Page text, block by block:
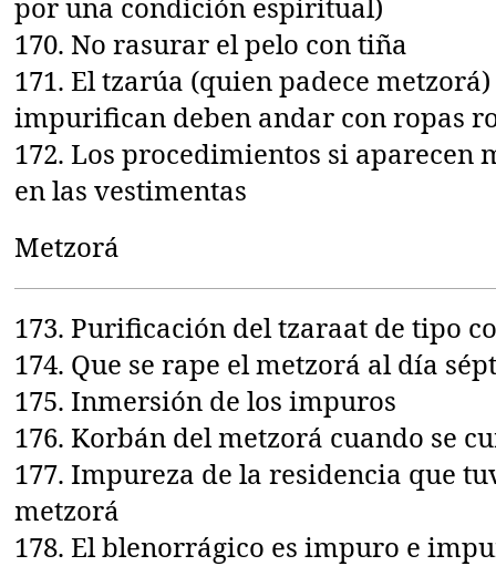
170. No rasurar el pelo con tiña
171. El tzarúa (quien padece
impurifican deben andar con ropas
172. Los procedimientos si aparecen
en las vestimentas
Metzorá
173. Purificación del tzaraat de tipo
174. Que se rape el metzorá al día
175. Inmersión de los impuros
176. Korbán del metzorá cuando se
177. Impureza de la residencia que
metzorá
178. El blenorrágico es impuro e